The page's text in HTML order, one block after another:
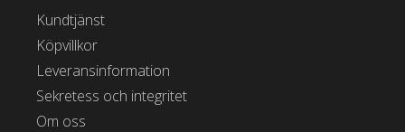
Kundtjänst
Köpvillkor
Leveransinformation
Sekretess och integritet
Om oss